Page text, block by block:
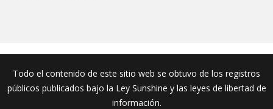
Todo el contenido de este sitio web se obtuvo de los registros
públicos publicados bajo la Ley Sunshine y las leyes de libertad de
información.